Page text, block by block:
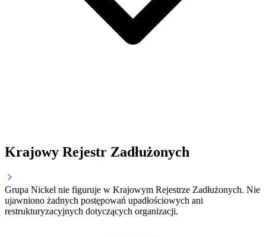
Krajowy Rejestr Zadłużonych
Grupa Nickel nie figuruje w Krajowym Rejestrze Zadłużonych. Nie
ujawniono żadnych postępowań upadłościowych ani
restrukturyzacyjnych dotyczących organizacji.